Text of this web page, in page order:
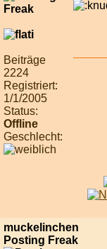
Beiträge
2224
Registriert:
1/1/2005
Status:
Offline
Geschlecht:
muckelinchen
Posting Freak